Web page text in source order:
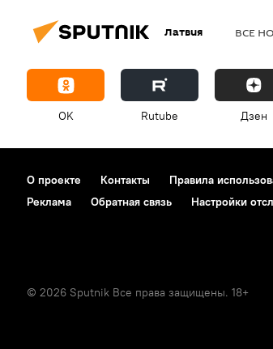
Латвия ВСЕ
OK Rutube Дзен
О проекте Контакты Правила
Реклама
Обратная связь Настройки
© 2026 Sputnik Все права защищены. 18+